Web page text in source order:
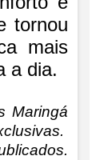
tornou
mais
a dia.
Maringá